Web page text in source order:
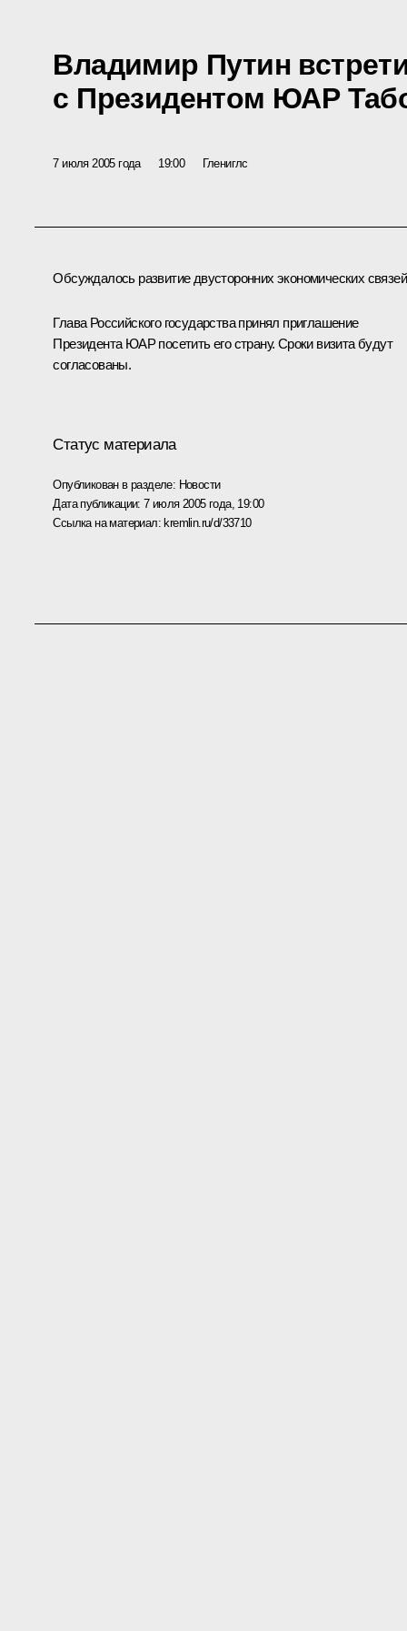
Владимир Путин
с Президентом ЮАР
7 июля 2005 года 19:00 Глениглс
Обсуждалось развитие двусторонних экономических
Глава Российского государства принял приглашение
Президента ЮАР посетить его страну. Сроки визита будут
согласованы.
Статус материала
Опубликован в разделе: Новости
Дата публикации:7 июля 2005 года, 19:00
Ссылка на материал:kremlin.ru/d/33710